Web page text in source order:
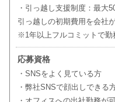
・引っ越し支援制度：最大
引っ越しの初期費用を会社
※1年以上フルコミットで勤
応募資格
・SNSをよく見ている方
・弊社SNSで顔出しできる